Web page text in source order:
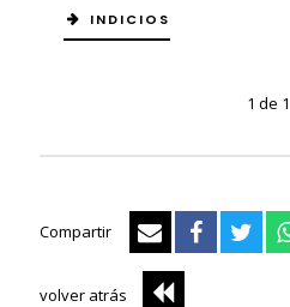
INDICIOS
1 de 1
Compartir
volver atrás